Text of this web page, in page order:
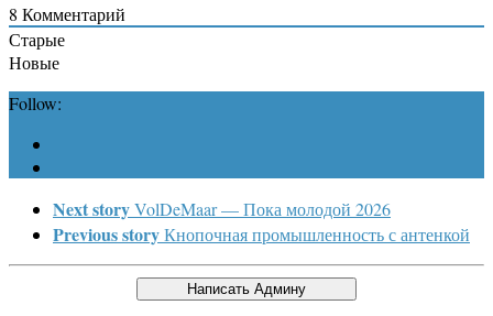
8 Комментарий
Старые
Новые
Follow:
Next storyVolDeMaar — Пока молодой 2026
Previous storyКнопочная промышленность с антенкой